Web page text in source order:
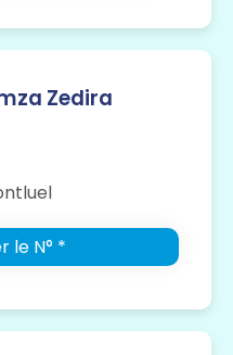
Zedira
le N° *